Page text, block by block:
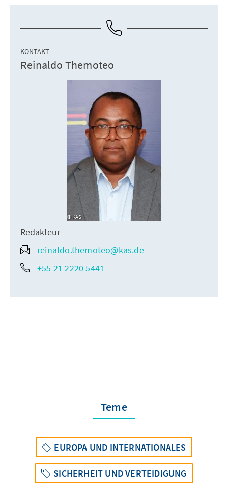
KONTAKT
Reinaldo Themoteo
KAS
Redakteur
reinaldo.themoteo@kas.de
+55 21 2220 5441
Teme
EUROPA UND INTERNATIONALES
SICHERHEIT UND VERTEIDIGUNG